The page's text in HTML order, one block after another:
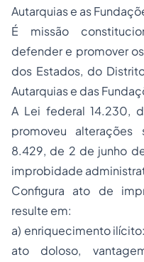
Autarquias e as
É missão
defender e promover
dos Estados, do
Autarquias e das
A Lei federal 14.230,
promoveu
8.429, de 2 de junho
improbidade
Configura ato de
resulte em:
a) enriquecimento
ato doloso,